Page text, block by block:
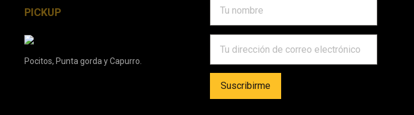
PICKUP
Pocitos, Punta gorda y Capurro.